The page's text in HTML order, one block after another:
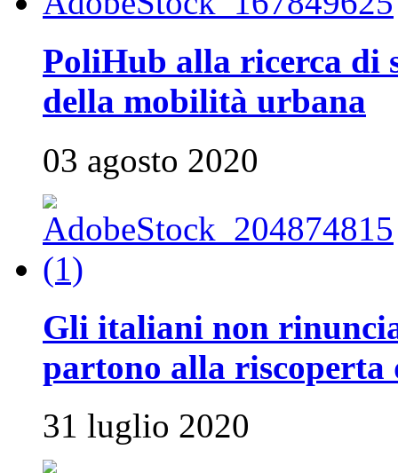
PoliHub alla ricerca di
della mobilità urbana
03 agosto 2020
Gli italiani non
partono alla
31 luglio 2020